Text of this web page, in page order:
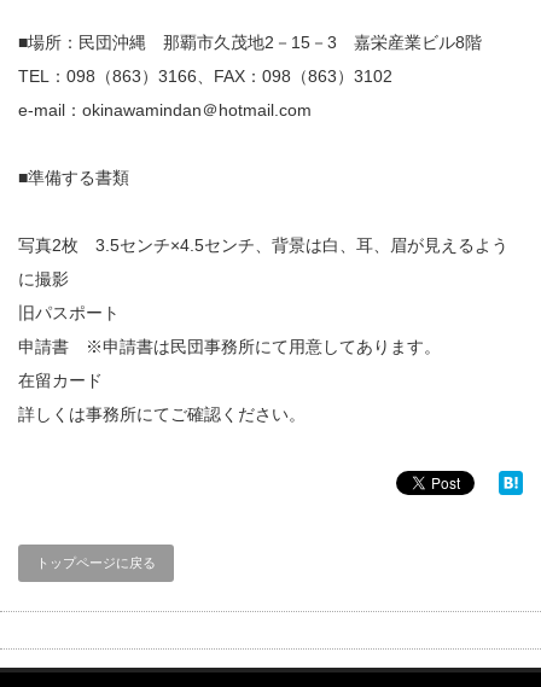
■場所：民団沖縄 那覇市久茂地2－15－3 嘉栄産業ビル8階
TEL：098（863）3166、FAX：098（863）3102
e-mail：okinawamindan＠hotmail.com
■準備する書類
写真2枚 3.5センチ×4.5センチ、背景は白、耳、眉が見えるよう
に撮影
旧パスポート
申請書 ※申請書は民団事務所にて用意してあります。
在留カード
詳しくは事務所にてご確認ください。
トップページに戻る